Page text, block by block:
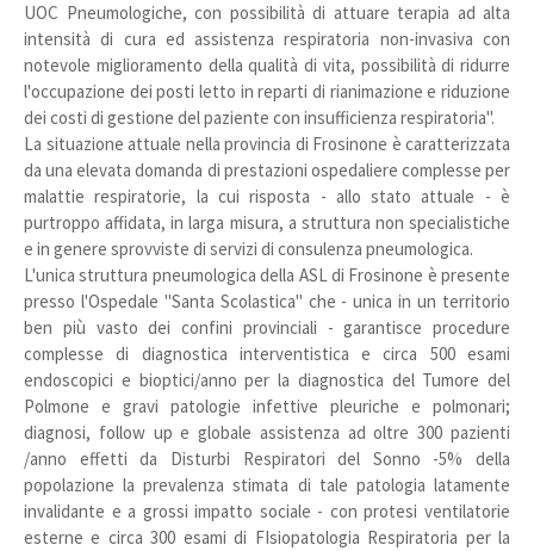
UOC Pneumologiche, con possibilità di attuare terapia ad alta
intensità di cura ed assistenza respiratoria non-invasiva con
notevole miglioramento della qualità di vita, possibilità di ridurre
l'occupazione dei posti letto in reparti di rianimazione e riduzione
dei costi di gestione del paziente con insufficienza respiratoria".
La situazione attuale nella provincia di Frosinone è caratterizzata
da una elevata domanda di prestazioni ospedaliere complesse per
malattie respiratorie, la cui risposta - allo stato attuale - è
purtroppo affidata, in larga misura, a struttura non specialistiche
e in genere sprovviste di servizi di consulenza pneumologica.
L'unica struttura pneumologica della ASL di Frosinone è presente
presso l'Ospedale "Santa Scolastica" che - unica in un territorio
ben più vasto dei confini provinciali - garantisce procedure
complesse di diagnostica interventistica e circa 500 esami
endoscopici e bioptici/anno per la diagnostica del Tumore del
Polmone e gravi patologie infettive pleuriche e polmonari;
diagnosi, follow up e globale assistenza ad oltre 300 pazienti
/anno effetti da Disturbi Respiratori del Sonno -5% della
popolazione la prevalenza stimata di tale patologia latamente
invalidante e a grossi impatto sociale - con protesi ventilatorie
esterne e circa 300 esami di FIsiopatologia Respiratoria per la